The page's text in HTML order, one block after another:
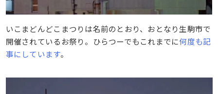
いこまどんどこまつりは名前のとおり、おとなり生駒市で
開催されているお祭り。ひらつーでもこれまでに何度も記
事にしています。